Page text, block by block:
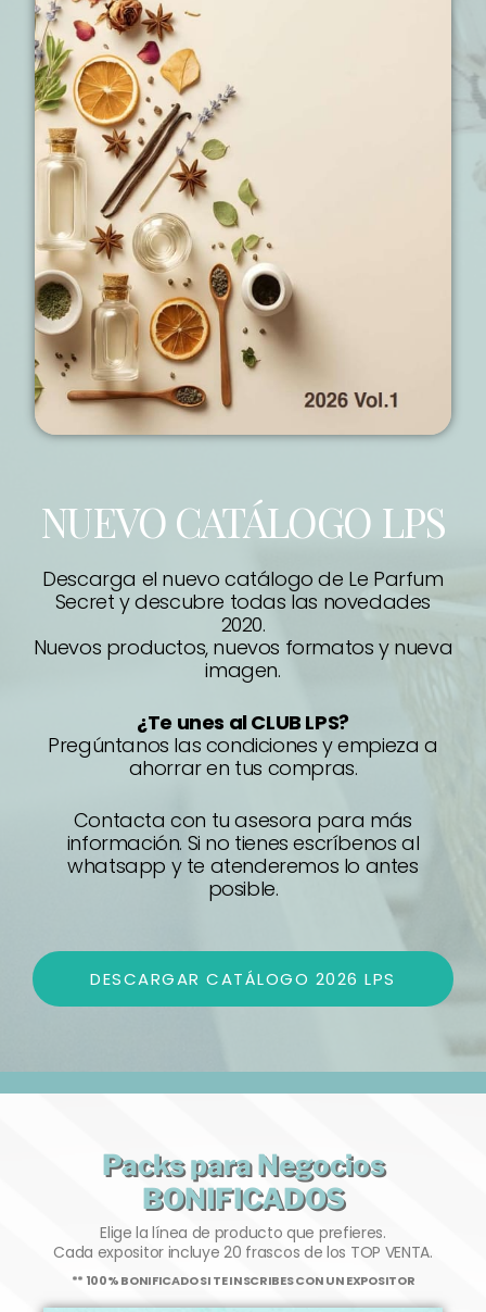
NUEVO CATÁLOGO LPS
Descarga el nuevo catálogo de Le Parfum
Secret y descubre todas las novedades
2020.
Nuevos productos, nuevos formatos y nueva
imagen.
¿Te unes al CLUB LPS?
Pregúntanos las condiciones y empieza a
ahorrar en tus compras.
Contacta con tu asesora para más
información. Si no tienes escríbenos al
whatsapp y te atenderemos lo antes
posible.
DESCARGAR CATÁLOGO 2026 LPS
Packs para Negocios
BONIFICADOS
Elige la línea de producto que prefieres.
Cada expositor incluye 20 frascos de los TOP VENTA.
** 100% BONIFICADO SI TE INSCRIBES CON UN EXPOSITOR